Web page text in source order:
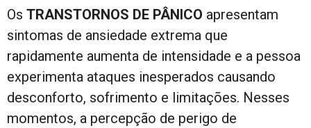
Os TRANSTORNOS DE PÂNICO apresentam
sintomas de ansiedade extrema que
rapidamente aumenta de intensidade e a pessoa
experimenta ataques inesperados causando
desconforto, sofrimento e limitações. Nesses
momentos, a percepção de perigo de